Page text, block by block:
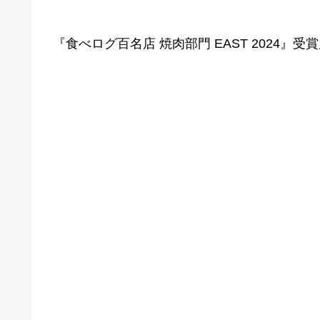
『食べログ百名店 焼肉部門 EAST 2024』受